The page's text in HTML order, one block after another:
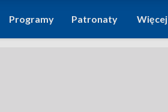
Programy Patronaty Więcej